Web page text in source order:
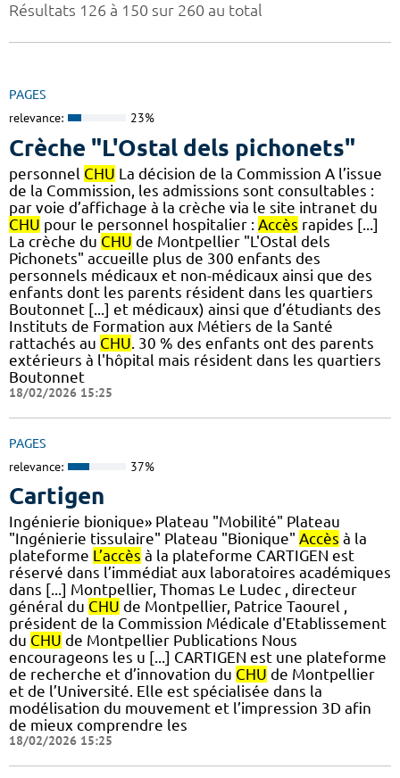
Résultats 126 à 150 sur 260 au total
PAGES
relevance: 23%
Crèche "L'Ostal dels pichonets"
personnel CHU La décision de la Commission A l’issue
de la Commission, les admissions sont consultables :
par voie d’affichage à la crèche via le site intranet du
CHU pour le personnel hospitalier : Accès rapides [...]
La crèche du CHU de Montpellier "L'Ostal dels
Pichonets" accueille plus de 300 enfants des
personnels médicaux et non-médicaux ainsi que des
enfants dont les parents résident dans les quartiers
Boutonnet [...] et médicaux) ainsi que d’étudiants des
Instituts de Formation aux Métiers de la Santé
rattachés au CHU. 30 % des enfants ont des parents
extérieurs à l'hôpital mais résident dans les quartiers
Boutonnet
18/02/2026 15:25
PAGES
relevance: 37%
Cartigen
Ingénierie bionique» Plateau "Mobilité" Plateau
"Ingénierie tissulaire" Plateau "Bionique" Accès à la
plateforme L’accès à la plateforme CARTIGEN est
réservé dans l’immédiat aux laboratoires académiques
dans [...] Montpellier, Thomas Le Ludec , directeur
général du CHU de Montpellier, Patrice Taourel ,
président de la Commission Médicale d'Etablissement
du CHU de Montpellier Publications Nous
encourageons les u [...] CARTIGEN est une plateforme
de recherche et d’innovation du CHU de Montpellier
et de l’Université. Elle est spécialisée dans la
modélisation du mouvement et l’impression 3D afin
de mieux comprendre les
18/02/2026 15:25